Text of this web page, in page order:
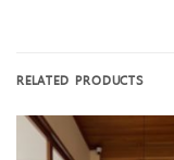
RELATED PRODUCTS